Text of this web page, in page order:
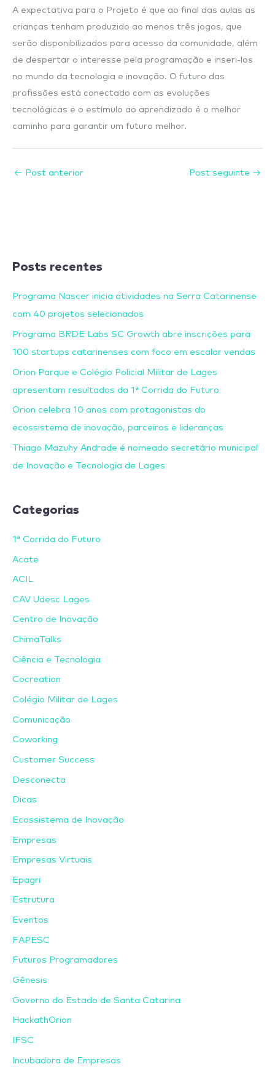
A expectativa para o Projeto é que ao final das aulas as
crianças tenham produzido ao menos três jogos, que
serão disponibilizados para acesso da comunidade, além
de despertar o interesse pela programação e inseri-los
no mundo da tecnologia e inovação. O futuro das
profissões está conectado com as evoluções
tecnológicas e o estímulo ao aprendizado é o melhor
caminho para garantir um futuro melhor.
← Post anterior Post seguinte →
Posts recentes
Programa Nascer inicia atividades na Serra Catarinense
com 40 projetos selecionados
Programa BRDE Labs SC Growth abre inscrições para
100 startups catarinenses com foco em escalar vendas
Orion Parque e Colégio Policial Militar de Lages
apresentam resultados da 1ª Corrida do Futuro
Orion celebra 10 anos com protagonistas do
ecossistema de inovação, parceiros e lideranças
Thiago Mazuhy Andrade é nomeado secretário municipal
de Inovação e Tecnologia de Lages
Categorias
1ª Corrida do Futuro
Acate
ACIL
CAV Udesc Lages
Centro de Inovação
ChimaTalks
Ciência e Tecnologia
Cocreation
Colégio Militar de Lages
Comunicação
Coworking
Customer Success
Desconecta
Dicas
Ecossistema de Inovação
Empresas
Empresas Virtuais
Epagri
Estrutura
Eventos
FAPESC
Futuros Programadores
Gênesis
Governo do Estado de Santa Catarina
HackathOrion
IFSC
Incubadora de Empresas